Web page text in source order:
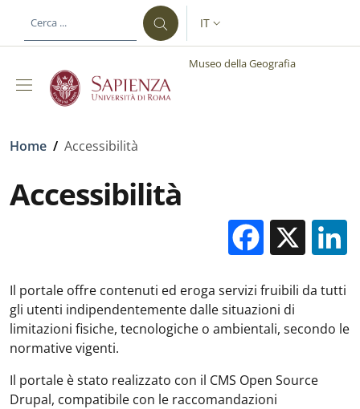
al contenuto principale
SELETTORE LINGUA:
IT
Museo della Geografia
Briciole di pane
Home / Accessibilità
Accessibilità
X
Il portale offre contenuti ed eroga servizi fruibili da tutti
gli utenti indipendentemente dalle situazioni di
limitazioni fisiche, tecnologiche o ambientali, secondo le
normative vigenti.
Il portale è stato realizzato con il CMS Open Source
Drupal, compatibile con le raccomandazioni